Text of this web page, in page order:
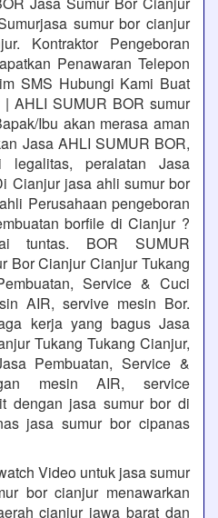
sumur bor cianjur
Kontraktor Pengeboran
Penawaran Telepon
SMS Hubungi Kami Buat
AHLI SUMUR BOR sumur
Ibu akan merasa aman
Jasa AHLI SUMUR BOR,
legalitas, peralatan Jasa
Cianjur jasa ahli sumur bor
Perusahaan pengeboran
borfile di Cianjur ?
tuntas. BOR SUMUR
Bor Cianjur Cianjur Tukang
Service & Cuci
AIR, servive mesin Bor.
kerja yang bagus Jasa
Tukang Tukang Cianjur,
Pembuatan, Service &
mesin AIR, service
dengan jasa sumur bor di
jasa sumur bor cipanas
Video untuk jasa sumur
bor cianjur menawarkan
cianjur jawa barat dan